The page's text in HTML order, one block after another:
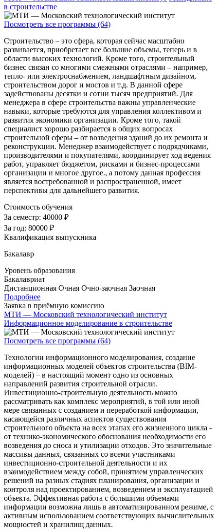
в строительстве
Посмотреть все программы (64)
Строительство – это сфера, которая сейчас масштабно
развивается, приобретает все большие объемы, теперь и в
области высоких технологий. Кроме того, строительный
бизнес связан со многими смежными отраслями – например,
тепло- или электроснабжением, ландшафтным дизайном,
строительством дорог и мостов и т.д. В данной сфере
задействованы десятки и сотни тысяч предприятий. Для
менеджера в сфере строительства важны управленческие
навыки, которые требуются для управления коллективом и
развития экономики организации. Кроме того, такой
специалист хорошо разбирается в общих вопросах
строительной сферы – от возведения зданий до их ремонта и
реконструкции. Менеджер взаимодействует с подрядчиками,
производителями и покупателями, координирует ход ведения
работ, управляет бюджетом, рисками и бизнес-процессами
организации и многое другое., а потому данная профессия
является востребованной и распространенной, имеет
перспективы для дальнейшего развития.
Стоимость обучения
За семестр: 40000 ₽
За год: 80000 ₽
Квалификация выпускника
Бакалавр
Уровень образования
Бакалавриат
Дистанционная Очная Очно-заочная Заочная
Подробнее
Заявка в приёмную комиссию
МТИ — Московский технологический институт
Информационное моделирование в строительстве
Посмотреть все программы (64)
Технологии информационного моделирования, создание
информационных моделей объектов строительства (BIM-
моделей) – в настоящий момент одно из основных
направлений развития строительной отрасли.
Инвестиционно-строительную деятельность можно
рассматривать как комплекс мероприятий, в той или иной
мере связанных с созданием и переработкой информации,
касающейся различных аспектов существования
строительного объекта на всех этапах его жизненного цикла -
от технико-экономического обоснования необходимости его
возведения до сноса и утилизации отходов. Это значительные
массивы данных, связанных со всеми участниками
инвестиционно-строительной деятельности и их
взаимодействием между собой, принятием управленческих
решений на разных стадиях планирования, организации и
контроля над проектированием, возведением и эксплуатацией
объекта. Эффективная работа с большими объемами
информации возможна лишь в автоматизированном режиме, с
активным использованием соответствующих вычислительных
мощностей и хранилищ данных.